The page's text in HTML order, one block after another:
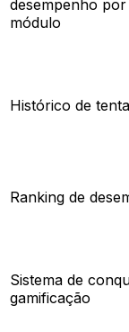
desempenho por
módulo
Histórico de
Ranking de
Sistema de
gamificação